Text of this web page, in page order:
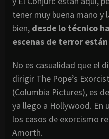
tener muy buena mano y
bien, desde lo técnico
escenas de terror
No es casualidad que el
dirigir The Pope’s
(Columbia Pictures), es
ya llego a Hollywood. En
los casos de exorcismo
Amorth.